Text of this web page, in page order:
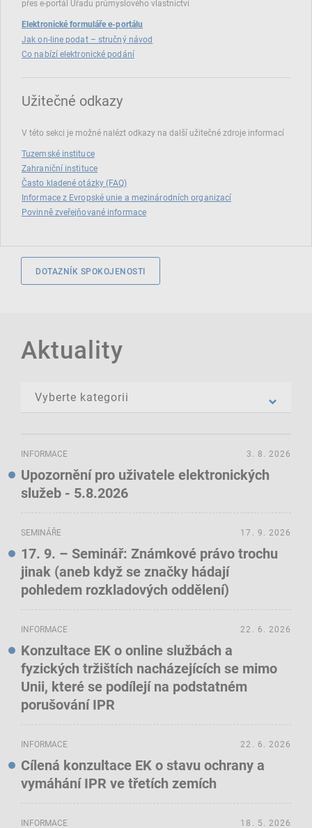
přes e‑portál Úřadu průmyslového vlastnictví
Elektronické formuláře e-portálu
Jak on-line podat – stručný návod
Co nabízí elektronické podání
Užitečné odkazy
V této sekci je možné nalézt odkazy na další užitečné zdroje informací
Tuzemské instituce
Zahraniční instituce
Často kladené otázky (FAQ)
Informace z Evropské unie a mezinárodních organizací
Povinně zveřejňované informace
DOTAZNÍK SPOKOJENOSTI
Aktuality
INFORMACE
Upozornění pro uživatele elektronických
služeb - 5.8.2026
3. 8. 2026
SEMINÁŘE
17. 9. – Seminář: Známkové právo trochu
jinak (aneb když se značky hádají
pohledem rozkladových oddělení)
17. 9. 2026
INFORMACE
Konzultace EK o online službách a
fyzických tržištích nacházejících se mimo
Unii, které se podílejí na podstatném
porušování IPR
22. 6. 2026
INFORMACE
Cílená konzultace EK o stavu ochrany a
vymáhání IPR ve třetích zemích
22. 6. 2026
INFORMACE 18. 5. 2026